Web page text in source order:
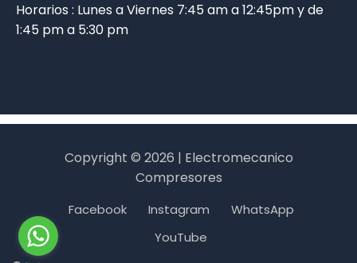
Horarios : Lunes a Viernes 7:45 am a 12:45pm y de
1:45 pm a 5:30 pm
Copyright © 2026 | Electromecanico
Compresores
Facebook Instagram
WhatsApp
YouTube